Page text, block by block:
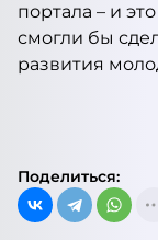
портала – и
смогли бы
развития
Поделиться: